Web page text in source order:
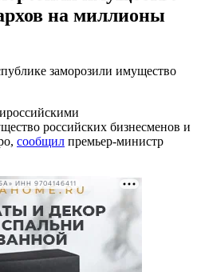
на миллионы
заморозили имущество
российских бизнесменов и
сообщил премьер-министр
ИНН 9704146411